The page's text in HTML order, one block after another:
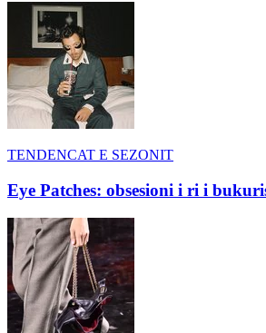
TENDENCAT E SEZONIT
Eye Patches: obsesioni i ri i